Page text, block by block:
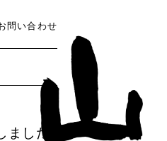
問い合わせ
した